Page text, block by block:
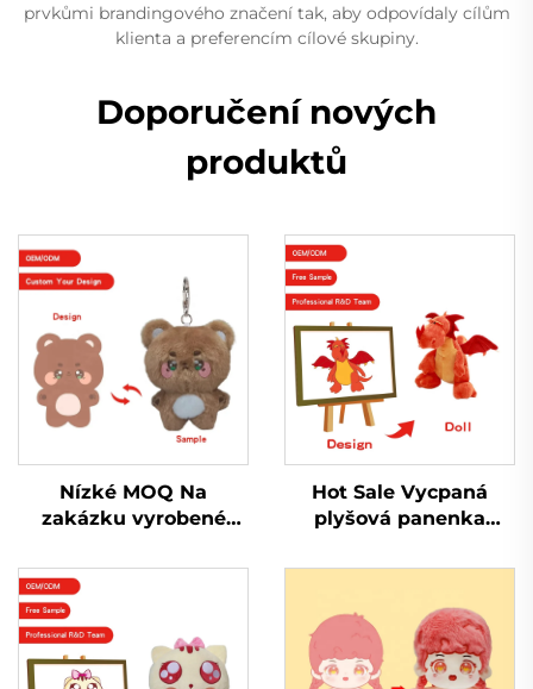
prvkůmi brandingového značení tak, aby odpovídaly cílům
klienta a preferencím cílové skupiny.
Doporučení nových
produktů
Nízké MOQ Na
zakázku vyrobené
klíčenky pro panenky
Plyšová klíčenka na
zakázku
Hot Sale Vycpaná
plyšová panenka
Vlastní logo Plyšová
Přizpůsobit